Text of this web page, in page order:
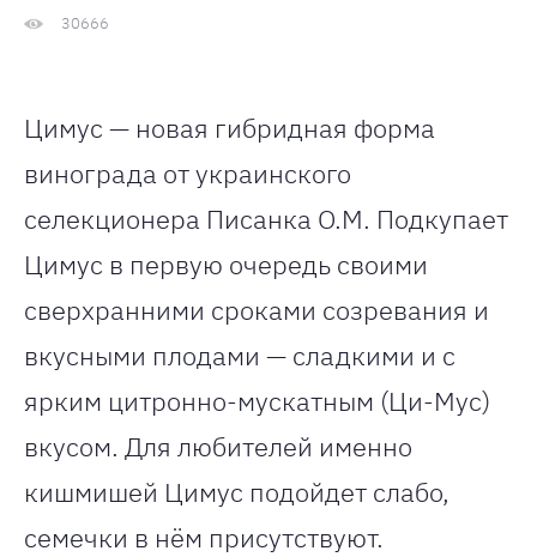
30666
Цимус — новая гибридная форма
винограда от украинского
селекционера Писанка О.М. Подкупает
Цимус в первую очередь своими
сверхранними сроками созревания и
вкусными плодами — сладкими и с
ярким цитронно-мускатным (Ци-Мус)
вкусом. Для любителей именно
кишмишей Цимус подойдет слабо,
семечки в нём присутствуют.